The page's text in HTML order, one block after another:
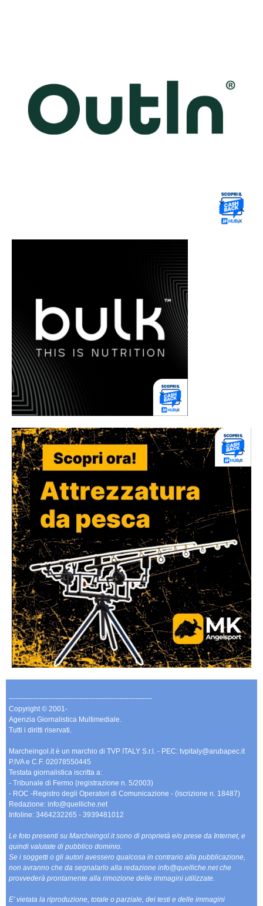
-------------------------------------------------------------
Copyright © 2001-
Agenzia Giornalistica Multimediale.
Tutti i diritti riservati.
Marcheingol.it è un marchio di TVP ITALY S.r.l. - PEC: tvpitaly@arubapec.it
P.IVA e C.F. 02078550445
Testata giornalistica iscritta a:
- Tribunale di Fermo (registrazione n. 5/2003)
- ROC -Registro degli Operatori di Comunicazione - (iscrizione n. 18487)
Redazione: info@quelliche.net
Infoline: 3464232265 - 3939481012
Le foto presenti su Marcheingol.it sono di proprietà e/o prese da Internet, e
quindi valutate di pubblico dominio.
Se i soggetti o gli autori avessero qualcosa in contrario alla pubblicazione,
non avranno che da segnalarlo alla redazione info@quelliche.net che
provvederà prontamente alla rimozione delle immagini utilizzate.
E' vietata la riproduzione, totale o parziale, dei testi e delle immagini